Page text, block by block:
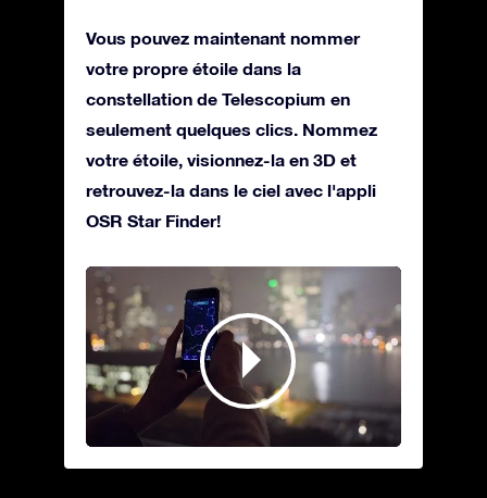
Vous pouvez maintenant nommer
votre propre étoile dans la
constellation de Telescopium en
seulement quelques clics. Nommez
votre étoile, visionnez-la en 3D et
retrouvez-la dans le ciel avec l'appli
OSR Star Finder!